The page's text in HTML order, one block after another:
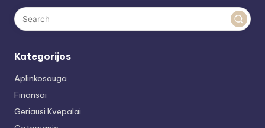
Kategorijos
Aplinkosauga
Finansai
Geriausi Kvepalai